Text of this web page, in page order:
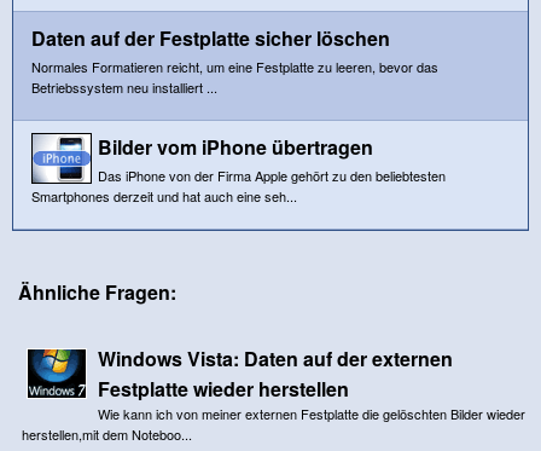
Daten auf der Festplatte sicher löschen
Normales Formatieren reicht, um eine Festplatte zu leeren, bevor das
Betriebssystem neu installiert ...
Bilder vom iPhone übertragen
Das iPhone von der Firma Apple gehört zu den beliebtesten
Smartphones derzeit und hat auch eine seh...
Ähnliche Fragen:
Windows Vista: Daten auf der externen
Festplatte wieder herstellen
Wie kann ich von meiner externen Festplatte die gelöschten Bilder wieder
herstellen,mit dem Noteboo...